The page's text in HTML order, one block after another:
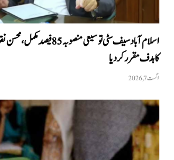
کا ہدف مقرر کر دیا
اگست 7, 2026